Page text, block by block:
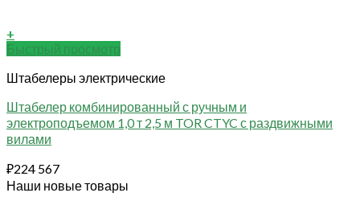
+
Быстрый просмотр
Штабелеры электрические
Штабелер комбинированный с ручным и
электроподъемом 1,0 т 2,5 м TOR CTYC с раздвижными
вилами
₽224 567
Наши новые товары